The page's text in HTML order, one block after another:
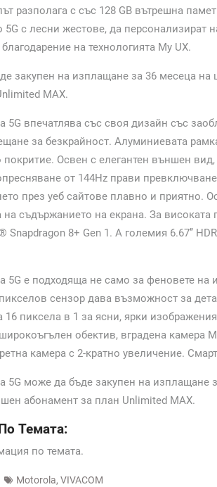
разполага с със 128 GB вътрешна
5G с лесни жестове, да персонализират
на технологията My UX.
закупен на изплащане за 36 месеца на
MAX.
5G впечатлява със своя дизайн със
за безкрайност. Алуминиевата
покритие. Освен с елегантен външен
от 144Hz прави
през уеб сайтове плавно и приятно.
на съдържанието на екрана. За
Snapdragon 8+ Gen 1. А големия 6.67’’
5G е подходяща не само за феновете на
сензор дава възможност за
16 пиксела в 1 за ясни, ярки
обектив, вградена камера
камера с 2-кратно увеличение.
5G може да бъде закупен на изплащане
абонамент за план Unlimited MAX.
Темата:
по темата.
Motorola, VIVACOM